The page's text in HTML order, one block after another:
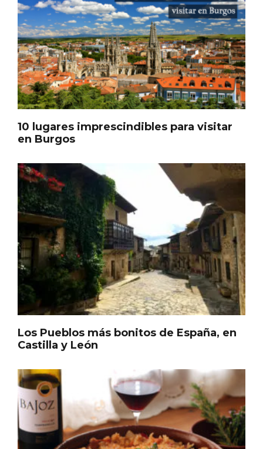
10 lugares imprescindibles para visitar
en Burgos
Los Pueblos más bonitos de España, en
Castilla y León
En marzo, vuelve la mejor gastronomía
de la Trufa Negra de Soria
Cigales inaugura la musealización de los
arcos de la Iglesia de Santiago Apóstol